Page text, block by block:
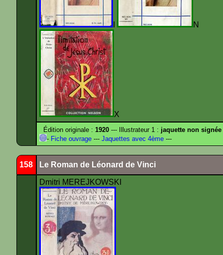
X
Édition originale : 1920 --- Illustrateur 1 : jaquette non signée
- Fiche ouvrage --- Jaquettes avec 4ème ---
158 Le Roman de Léonard de Vinci
Dmitri MEREJKOWSKI